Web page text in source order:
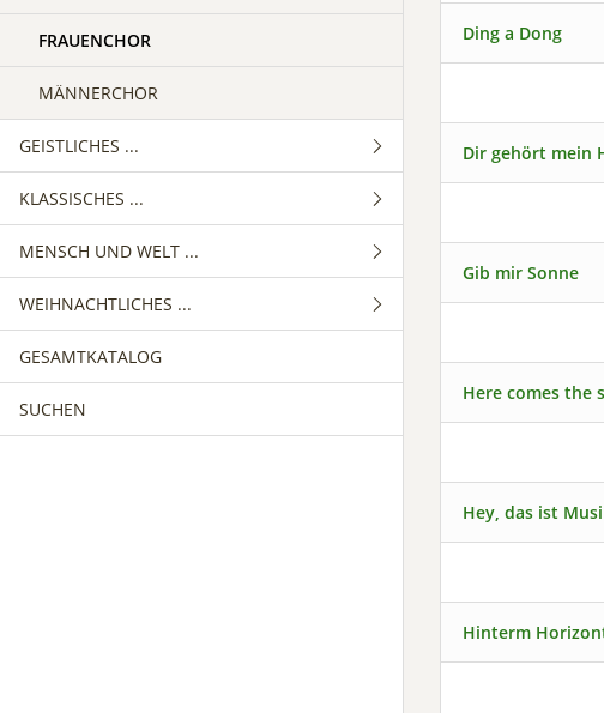
FRAUENCHOR
MÄNNERCHOR
GEISTLICHES ...
GEMISCHTER CHOR
FRAUENCHOR
MÄNNERCHOR
KLASSISCHES ...
GEMISCHTER CHOR
FRAUENCHOR
MÄNNERCHOR
MENSCH UND WELT ...
GEMISCHTER CHOR
FRAUENCHOR
MÄNNERCHOR
WEIHNACHTLICHES ...
GEMISCHTER CHOR
FRAUENCHOR
GESAMTKATALOG
SUCHEN
Ding a Dong
Dir gehört mein
Gib mir Sonne
Here comes the
Hey, das ist
Hinterm